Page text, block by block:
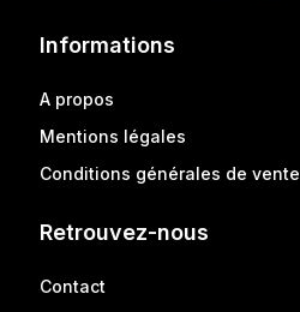
Informations
A propos
Mentions légales
Conditions générales de vente
Retrouvez-nous
Contact